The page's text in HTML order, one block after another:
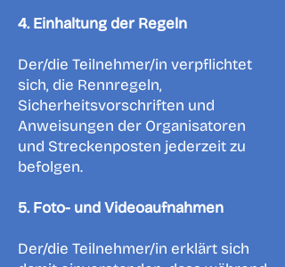
4. Einhaltung der Regeln
Der/die Teilnehmer/in verpflichtet
sich, die Rennregeln,
Sicherheitsvorschriften und
Anweisungen der Organisatoren
und Streckenposten jederzeit zu
befolgen.
5. Foto- und Videoaufnahmen
Der/die Teilnehmer/in erklärt sich